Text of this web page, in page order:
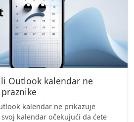
Outlook kalendar ne
kalendar ne prikazuje
kalendar očekujući da ćete